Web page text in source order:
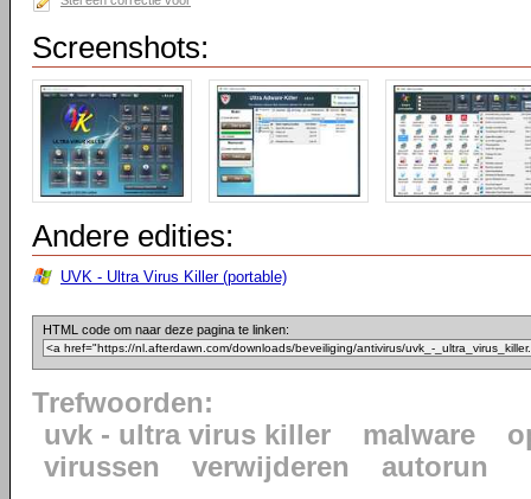
Screenshots:
Andere edities:
UVK - Ultra Virus Killer (portable)
HTML code om naar deze pagina te linken:
Trefwoorden:
uvk - ultra virus killer
malware
virussen
verwijderen autorun